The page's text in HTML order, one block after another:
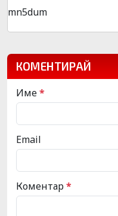
mn5dum
КОМЕНТИРАЙ
Име*
Email
Коментар*